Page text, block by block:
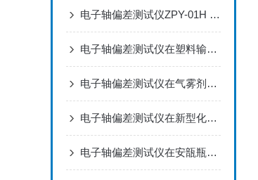
电子轴偏差测试仪ZPY-01H 技术选型与测试应用解析
电子轴偏差测试仪在塑料输液袋共挤膜导管热合垂直度控制中的应用
电子轴偏差测试仪在气雾剂药用铝罐喷涂与灌装精度保障的深度应用
电子轴偏差测试仪在新型化妆品泵头按压顺滑度研究中的应用
电子轴偏差测试仪在安瓿瓶密封性质量追溯中的具体应用